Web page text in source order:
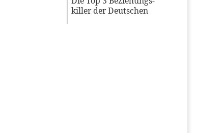
killer der Deutschen